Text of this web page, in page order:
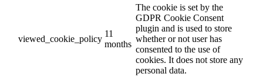
viewed_cookie_policy
11
months
The cookie is set by the
GDPR Cookie Consent
plugin and is used to store
whether or not user has
consented to the use of
cookies. It does not store any
personal data.